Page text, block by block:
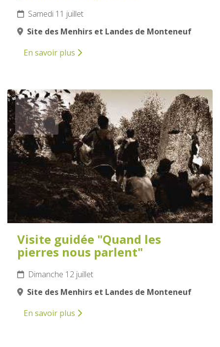
Samedi 11 juillet
Site des Menhirs et Landes de Monteneuf
En savoir plus
12
JUILLET
2026
Visite guidée "Quand les
pierres nous parlent"
Dimanche 12 juillet
Site des Menhirs et Landes de Monteneuf
En savoir plus